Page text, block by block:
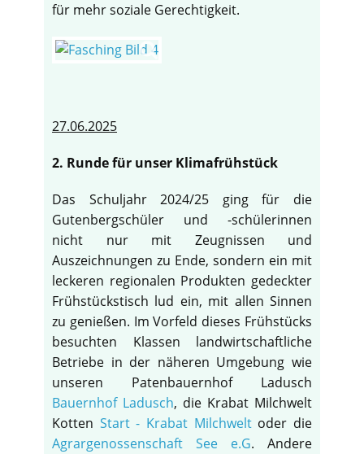
für mehr soziale Gerechtigkeit.
27.06.2025
2. Runde für unser Klimafrühstück
Das Schuljahr 2024/25 ging für die
Gutenbergschüler und -schülerinnen
nicht nur mit Zeugnissen und
Auszeichnungen zu Ende, sondern ein mit
leckeren regionalen Produkten gedeckter
Frühstückstisch lud ein, mit allen Sinnen
zu genießen. Im Vorfeld dieses Frühstücks
besuchten Klassen landwirtschaftliche
Betriebe in der näheren Umgebung wie
unseren Patenbauernhof Ladusch
Bauernhof Ladusch, die Krabat Milchwelt
Kotten Start - Krabat Milchweltoder die
Agrargenossenschaft See e.G. Andere